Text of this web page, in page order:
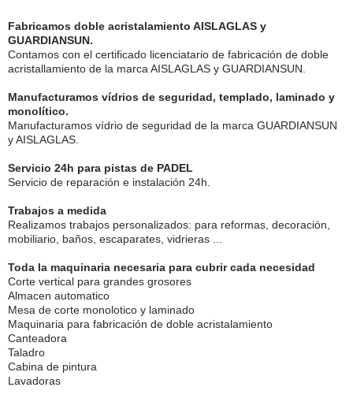
Fabricamos doble acristalamiento AISLAGLAS y
GUARDIANSUN.
Contamos con el certificado licenciatario de fabricación de doble
acristallamiento de la marca AISLAGLAS y GUARDIANSUN.
Manufacturamos vídrios de seguridad, templado, laminado y
monolítico.
Manufacturamos vídrio de seguridad de la marca GUARDIANSUN
y AISLAGLAS.
Servicio 24h para pistas de PADEL
Servicio de reparación e instalación 24h.
Trabajos a medida
Realizamos trabajos personalizados: para reformas, decoración,
mobiliario, baños, escaparates, vidrieras ...
Toda la maquinaria necesaria para cubrir cada necesidad
Corte vertical para grandes grosores
Almacen automatico
Mesa de corte monolotico y laminado
Maquinaria para fabricación de doble acristalamiento
Canteadora
Taladro
Cabina de pintura
Lavadoras